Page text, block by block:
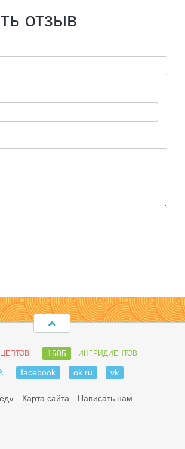
отзыв
1505 ИНГРИДИЕНТОВ
facebook ok.ru vk
Карта сайта Написать нам